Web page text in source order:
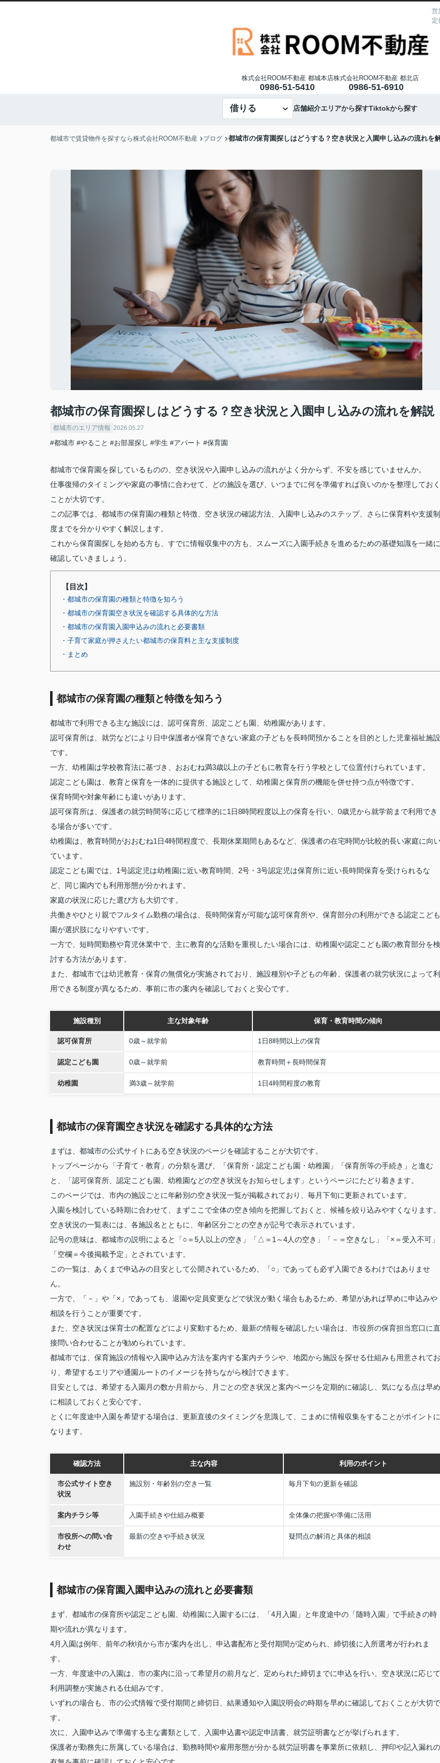
営
定
株式会社ROOM不動産 都城本店
0986-51-5410
株式会社ROOM不動産 都北店
0986-51-6910
借りる 店舗紹介エリアから探すTiktokから探す
都城市で賃貸物件を探すなら株式会社ROOM不動産 ブログ 都城市の保育園探しはどうする？空き状況と入園申し込みの流れを
都城市の保育園探しはどうする？空き状況と入園申し込みの流れを解説
都城市のエリア情報 2026.05.27
#都城市 #やること #お部屋探し #学生 #アパート #保育園
都城市で保育園を探しているものの、空き状況や入園申し込みの流れがよく分からず、不安を感じていませんか。
仕事復帰のタイミングや家庭の事情に合わせて、どの施設を選び、いつまでに何を準備すれば良いのかを整理しておく
ことが大切です。
この記事では、都城市の保育園の種類と特徴、空き状況の確認方法、入園申し込みのステップ、さらに保育料や支援制
度までを分かりやすく解説します。
これから保育園探しを始める方も、すでに情報収集中の方も、スムーズに入園手続きを進めるための基礎知識を一緒に
確認していきましょう。
【目次】
・都城市の保育園の種類と特徴を知ろう
・都城市の保育園空き状況を確認する具体的な方法
・都城市の保育園入園申込みの流れと必要書類
・子育て家庭が押さえたい都城市の保育料と主な支援制度
・まとめ
都城市の保育園の種類と特徴を知ろう
都城市で利用できる主な施設には、認可保育所、認定こども園、幼稚園があります。
認可保育所は、就労などにより日中保護者が保育できない家庭の子どもを長時間預かることを目的とした児童福祉施設
です。
一方、幼稚園は学校教育法に基づき、おおむね満3歳以上の子どもに教育を行う学校として位置付けられています。
認定こども園は、教育と保育を一体的に提供する施設として、幼稚園と保育所の機能を併せ持つ点が特徴です。
保育時間や対象年齢にも違いがあります。
認可保育所は、保護者の就労時間等に応じて標準的に1日8時間程度以上の保育を行い、0歳児から就学前まで利用でき
る場合が多いです。
幼稚園は、教育時間がおおむね1日4時間程度で、長期休業期間もあるなど、保護者の在宅時間が比較的長い家庭に向
ています。
認定こども園では、1号認定児は幼稚園に近い教育時間、2号・3号認定児は保育所に近い長時間保育を受けられるな
ど、同じ園内でも利用形態が分かれます。
家庭の状況に応じた選び方も大切です。
共働きやひとり親でフルタイム勤務の場合は、長時間保育が可能な認可保育所や、保育部分の利用ができる認定こども
園が選択肢になりやすいです。
一方で、短時間勤務や育児休業中で、主に教育的な活動を重視したい場合には、幼稚園や認定こども園の教育部分を検
討する方法があります。
また、都城市では幼児教育・保育の無償化が実施されており、施設種別や子どもの年齢、保護者の就労状況によって利
用できる制度が異なるため、事前に市の案内を確認しておくと安心です。
施設種別 主な対象年齢 保育・教育時間の傾向
認可保育所 0歳～就学前 1日8時間以上の保育
認定こども園 0歳～就学前 教育時間＋長時間保育
幼稚園 満3歳～就学前 1日4時間程度の教育
都城市の保育園空き状況を確認する具体的な方法
まずは、都城市の公式サイトにある空き状況のページを確認することが大切です。
トップページから「子育て・教育」の分類を選び、「保育所・認定こども園・幼稚園」「保育所等の手続き」と進む
と、「認可保育所、認定こども園、幼稚園などの空き状況をお知らせします」というページにたどり着きます。
このページでは、市内の施設ごとに年齢別の空き状況一覧が掲載されており、毎月下旬に更新されています。
入園を検討している時期に合わせて、まずここで全体の空き傾向を把握しておくと、候補を絞り込みやすくなります。
空き状況の一覧表には、各施設名とともに、年齢区分ごとの空きが記号で表示されています。
記号の意味は、都城市の説明によると「○＝5人以上の空き」「△＝1～4人の空き」「－＝空きなし」「×＝受入不可」
「空欄＝今後掲載予定」とされています。
この一覧は、あくまで申込みの目安として公開されているため、「○」であっても必ず入園できるわけではありませ
ん。
一方で、「－」や「×」であっても、退園や定員変更などで状況が動く場合もあるため、希望があれば早めに申込みや
相談を行うことが重要です。
また、空き状況は保育士の配置などにより変動するため、最新の情報を確認したい場合は、市役所の保育担当窓口に直
接問い合わせることが勧められています。
都城市では、保育施設の情報や入園申込み方法を案内する案内チラシや、地図から施設を探せる仕組みも用意されてお
り、希望するエリアや通園ルートのイメージを持ちながら検討できます。
目安としては、希望する入園月の数か月前から、月ごとの空き状況と案内ページを定期的に確認し、気になる点は早め
に相談しておくと安心です。
とくに年度途中入園を希望する場合は、更新直後のタイミングを意識して、こまめに情報収集をすることがポイントに
なります。
確認方法 主な内容 利用のポイント
市公式サイト空き
状況
施設別・年齢別の空き一覧 毎月下旬の更新を確認
案内チラシ等 入園手続きや仕組み概要 全体像の把握や準備に活用
市役所への問い合
わせ
最新の空きや手続き状況 疑問点の解消と具体的相談
都城市の保育園入園申込みの流れと必要書類
まず、都城市の保育所や認定こども園、幼稚園に入園するには、「4月入園」と年度途中の「随時入園」で手続きの時
期や流れが異なります。
4月入園は例年、前年の秋頃から市が案内を出し、申込書配布と受付期間が定められ、締切後に入所選考が行われま
す。
一方、年度途中の入園は、市の案内に沿って希望月の前月など、定められた締切までに申込を行い、空き状況に応じて
利用調整が実施される仕組みです。
いずれの場合も、市の公式情報で受付期間と締切日、結果通知や入園説明会の時期を早めに確認しておくことが大切で
す。
次に、入園申込みで準備する主な書類として、入園申込書や認定申請書、就労証明書などが挙げられます。
保護者が勤務先に所属している場合は、勤務時間や雇用形態が分かる就労証明書を事業所に依頼し、押印や記入漏れの